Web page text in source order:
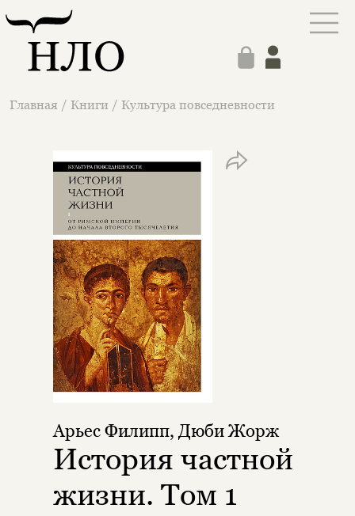
Главная / Книги / Культура повседневности
Арьес Филипп, Дюби Жорж
История частной
жизни. Том 1